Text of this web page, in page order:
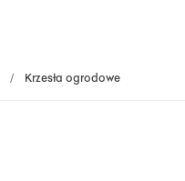
/ Krzesła ogrodowe